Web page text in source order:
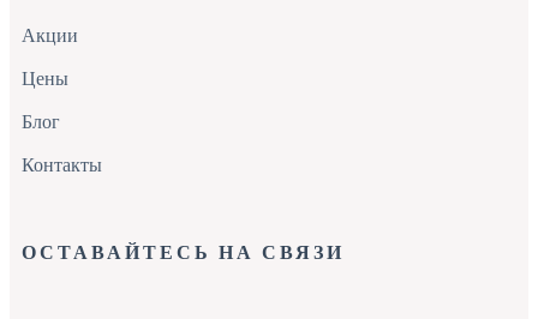
Акции
Цены
Блог
Контакты
ОСТАВАЙТЕСЬ НА СВЯЗИ